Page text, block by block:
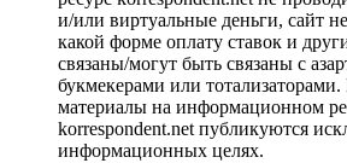
и/или виртуальные деньги, сайт
какой форме оплату ставок и
связаны/могут быть связаны с
букмекерами или
материалы на информационном
korrespondent.net публикуются
информационных целях.